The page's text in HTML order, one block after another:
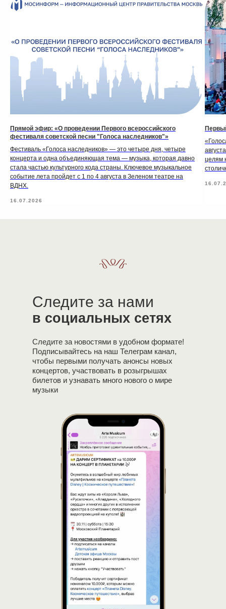
Прямой эфир: «О проведении Первого всероссийского
фестиваля советской песни "Голоса наследников"»
Фестиваль «Голоса наследников» — это четыре дня, четыре
концерта и одна объединяющая тема — музыка, которая давно
стала частью культурного кода страны. Ключевое музыкальное
событие лета пройдет с 1 по 4 августа в Зеленом театре на
ВДНХ.
16.07.2026
целям
Следите за нами
в социальных сетях
Следите за новостями в удобном формате!
Подписывайтесь на наш Телеграм канал,
чтобы первыми получать анонсы новых
концертов, участвовать в розыгрышах
билетов и узнавать много нового о мире
музыки